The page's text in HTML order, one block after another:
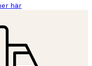
här